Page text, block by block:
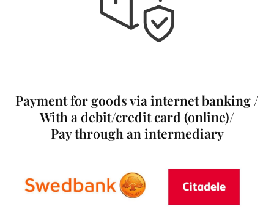
Payment for goods via internet banking /
With a debit/credit card (online)/
Pay through an intermediary